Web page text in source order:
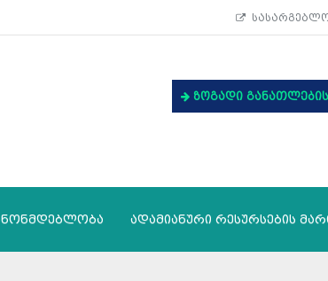
ზოგადი
ადამიანური რესურსების